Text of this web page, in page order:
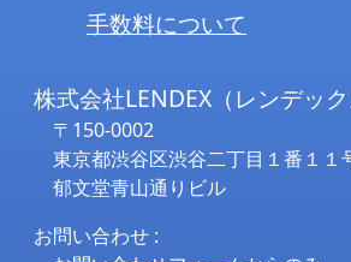
手数料について
株式会社LENDEX（レンデック
〒150-0002
東京都渋谷区渋谷二丁目１番１１
郁文堂青山通りビル
お問い合わせ :